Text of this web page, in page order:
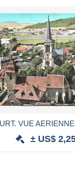
VUE
± US$